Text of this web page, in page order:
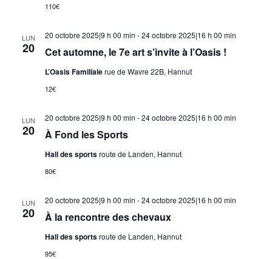
110€
LUN
20 Cet automne, le 7e art s’invite à l’Oasis !
20 octobre 2025|9 h 00 min -24 octobre 2025|16 h 00 min
L’Oasis Familialerue de Wavre 22B, Hannut
12€
LUN
20 À Fond les Sports
20 octobre 2025|9 h 00 min -24 octobre 2025|16 h 00 min
Hall des sportsroute de Landen, Hannut
80€
LUN
20 À la rencontre des chevaux
20 octobre 2025|9 h 00 min -24 octobre 2025|16 h 00 min
Hall des sportsroute de Landen, Hannut
95€